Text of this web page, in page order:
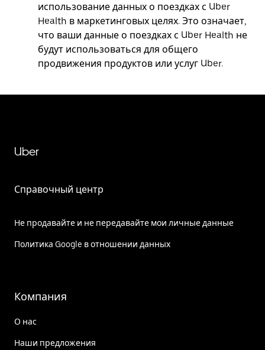
использование данных о поездках с Uber
Health в маркетинговых целях. Это означает,
что ваши данные о поездках с Uber Health не
будут использоваться для общего
продвижения продуктов или услуг Uber.
Uber
Справочный центр
Не продавайте и не передавайте мои личные данные
Политика Google в отношении данных
Компания
О нас
Наши предложения